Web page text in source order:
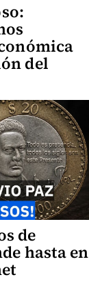
del
de
hasta en